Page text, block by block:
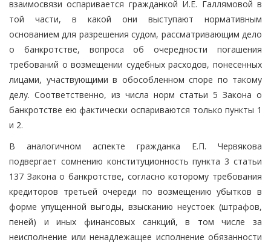
взаимосвязи оспаривается гражданкой И.Е. Галлямовой в
той части, в какой они выступают нормативным
основанием для разрешения судом, рассматривающим дело
о банкротстве, вопроса об очередности погашения
требований о возмещении судебных расходов, понесенных
лицами, участвующими в обособленном споре по такому
делу. Соответственно, из числа норм статьи 5 Закона о
банкротстве ею фактически оспариваются только пункты 1
и 2.
В аналогичном аспекте гражданка Е.П. Червякова
подвергает сомнению конституционность пункта 3 статьи
137 Закона о банкротстве, согласно которому требования
кредиторов третьей очереди по возмещению убытков в
форме упущенной выгоды, взысканию неустоек (штрафов,
пеней) и иных финансовых санкций, в том числе за
неисполнение или ненадлежащее исполнение обязанности